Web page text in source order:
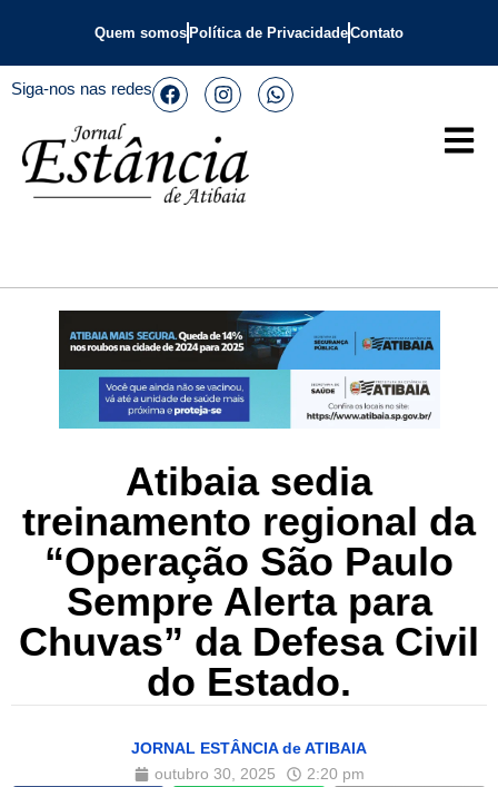
Quem somos Política de PrivacidadeContato
Siga-nos nas redes
Atibaia sedia
treinamento regional da
“Operação São Paulo
Sempre Alerta para
Chuvas” da Defesa Civil
do Estado.
JORNAL ESTÂNCIA de ATIBAIA
outubro 30, 2025
2:20 pm